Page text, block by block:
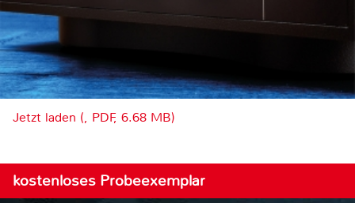
Jetzt laden (, PDF, 6.68 MB)
kostenloses Probeexemplar